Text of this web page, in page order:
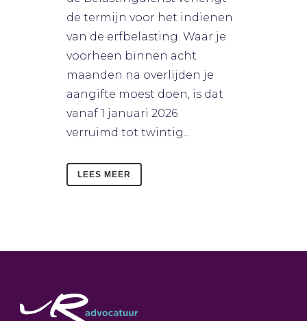
de termijn voor het indienen
van de erfbelasting. Waar je
voorheen binnen acht
maanden na overlijden je
aangifte moest doen, is dat
vanaf 1 januari 2026
verruimd tot twintig...
LEES MEER